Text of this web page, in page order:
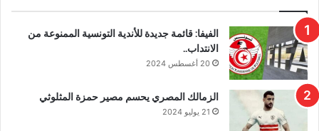
الفيفا: قائمة جديدة للأندية التونسية الممنوعة من
الانتداب..
20 أغسطس 2024
الزمالك المصري يحسم مصير حمزة المثلوثي
21 يوليو 2024